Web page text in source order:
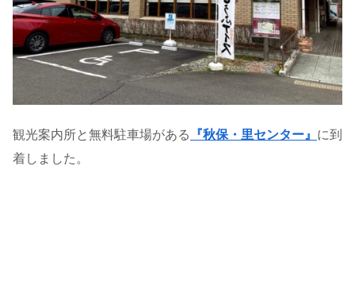
観光案内所と無料駐車場がある 『秋保・里センター』 に到
着しました。